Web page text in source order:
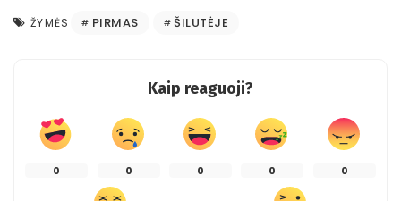
ŽYMĖS PIRMAS ŠILUTĖJE
Kaip reaguoji?
0 0 0 0 0